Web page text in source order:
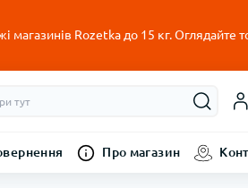
Rozetka до 15 кг. Оглядайте
Про магазин